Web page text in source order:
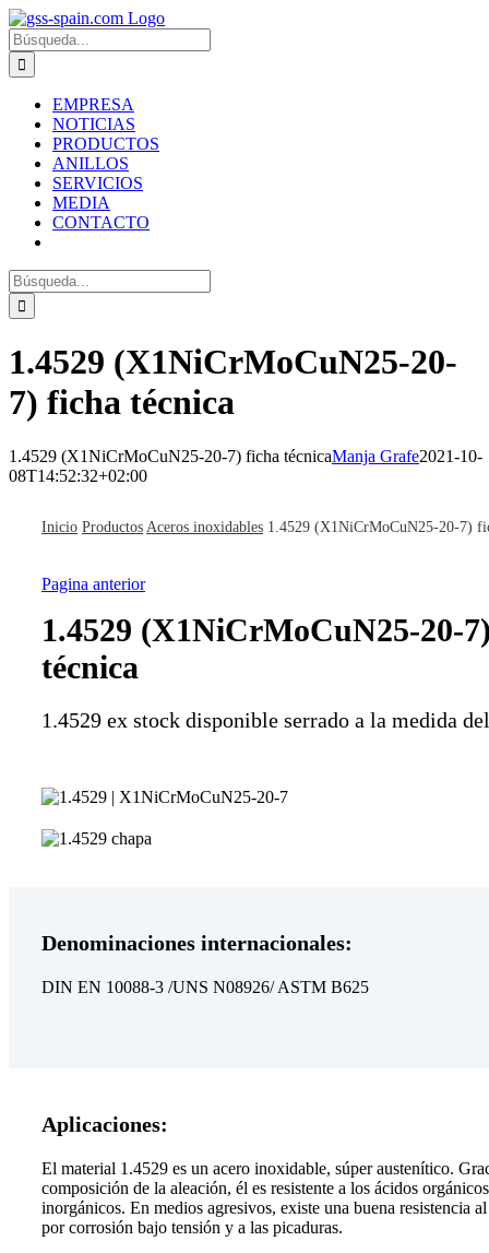
Zum
Inhalt
springen
Suche
nach:
EMPRESA
NOTICIAS
PRODUCTOS
ANILLOS
SERVICIOS
MEDIA
CONTACTO
Suche
nach:
1.4529 (X1NiCrMoCuN25-20-
7) ficha técnica
1.4529 (X1NiCrMoCuN25-20-7) ficha técnicaManja Grafe2021-10-
08T14:52:32+02:00
Inicio Productos Aceros inoxidables 1.4529 (X1NiCrMoCuN25-20-7)
Pagina anterior
1.4529 (X1NiCrMoCuN25-20-
técnica
1.4529 ex stock disponible serrado a la medida
Denominaciones internacionales:
DIN EN 10088-3 /UNS N08926/ ASTM B625
Aplicaciones:
El material 1.4529 es un acero inoxidable, súper austenítico.
composición de la aleación, él es resistente a los ácidos
inorgánicos. En medios agresivos, existe una buena resistencia
por corrosión bajo tensión y a las picaduras.